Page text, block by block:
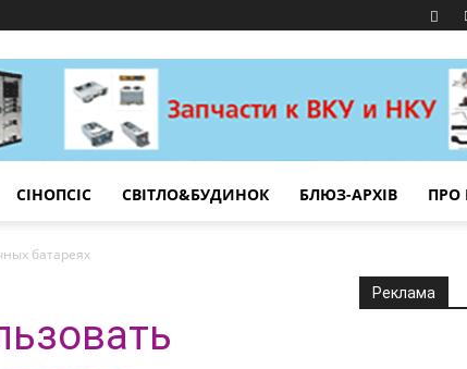
СІНОПСІС СВІТЛО&БУДИНОК БЛЮЗ-АРХІВ ПРО
батареях
Реклама